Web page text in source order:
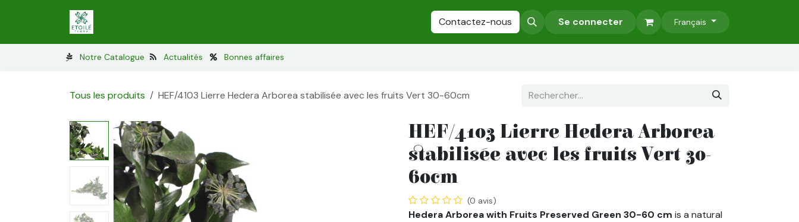
Fleurs stabilisées Arbres stabilisés Accessoires Murs Végétaux Stabilisés
Contactez-nous Se connecter Français
Notre Catalogue Actualités Bonnes affaires
Tous les produits HEF/4103 Lierre Hedera Arborea stabilisée avec les fruits Vert 30-60cm
HEF/4103 Lierre Hedera Arborea
stabilisée avec les fruits Vert 30-
60cm
(0 avis)
Hedera Arborea with Fruits Preserved Green 30-60 cm is a natural